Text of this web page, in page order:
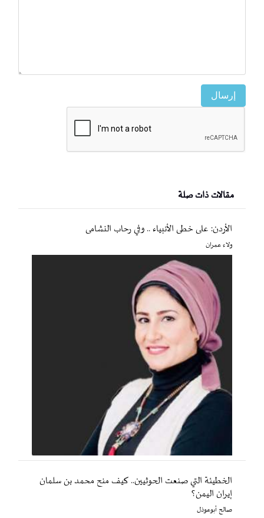
إرسال
مقالات ذات صلة
الأردن: على خطى الأنبياء .. وفي رحاب النشامى
ولاء عمران
الخطيئة التي صنعت الحوثيين.. كيف منح محمد بن سلمان
إيران اليمن؟
صالح أبوعوذل